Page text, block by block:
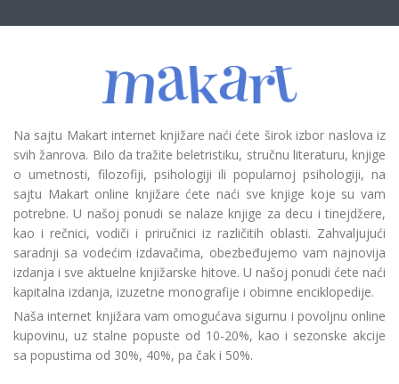
Na sajtu Makart internet knjižare naći ćete širok izbor naslova iz
svih žanrova. Bilo da tražite beletristiku, stručnu literaturu, knjige
o umetnosti, filozofiji, psihologiji ili popularnoj psihologiji, na
sajtu Makart online knjižare ćete naći sve knjige koje su vam
potrebne. U našoj ponudi se nalaze knjige za decu i tinejdžere,
kao i rečnici, vodiči i priručnici iz različitih oblasti. Zahvaljujući
saradnji sa vodećim izdavačima, obezbeđujemo vam najnovija
izdanja i sve aktuelne knjižarske hitove. U našoj ponudi ćete naći
kapitalna izdanja, izuzetne monografije i obimne enciklopedije.
Naša internet knjižara vam omogućava sigurnu i povoljnu online
kupovinu, uz stalne popuste od 10-20%, kao i sezonske akcije
sa popustima od 30%, 40%, pa čak i 50%.